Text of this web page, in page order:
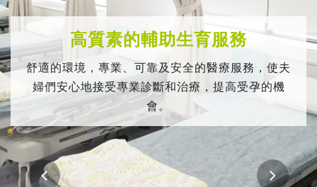
高質素的輔助生育服務
舒適的環境，專業、可靠及安全的醫療服務，使夫
婦們安心地接受專業診斷和治療，提高受孕的機
會。